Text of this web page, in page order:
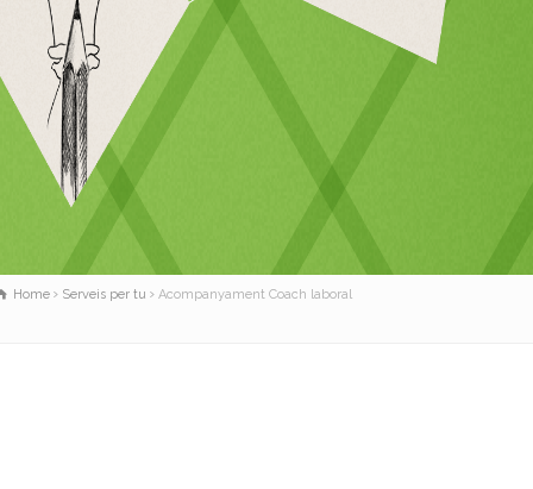
Home Serveis per tu Acompanyament Coach laboral